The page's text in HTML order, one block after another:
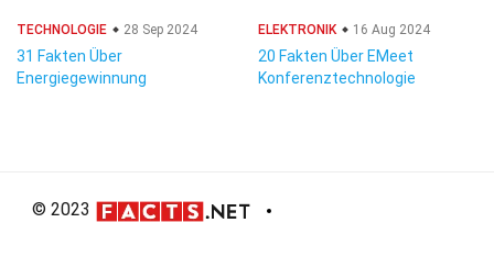
TECHNOLOGIE 28 Sep 2024
31 Fakten Über
Energiegewinnung
ELEKTRONIK 16 Aug 2024
20 Fakten Über EMeet
Konferenztechnologie
© 2023